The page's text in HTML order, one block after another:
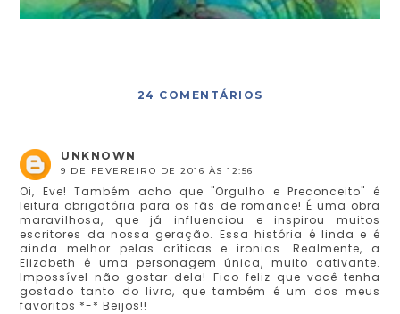
24 COMENTÁRIOS
UNKNOWN
9 DE FEVEREIRO DE 2016 ÀS 12:56
Oi, Eve! Também acho que "Orgulho e Preconceito" é
leitura obrigatória para os fãs de romance! É uma obra
maravilhosa, que já influenciou e inspirou muitos
escritores da nossa geração. Essa história é linda e é
ainda melhor pelas críticas e ironias. Realmente, a
Elizabeth é uma personagem única, muito cativante.
Impossível não gostar dela! Fico feliz que você tenha
gostado tanto do livro, que também é um dos meus
favoritos *-* Beijos!!